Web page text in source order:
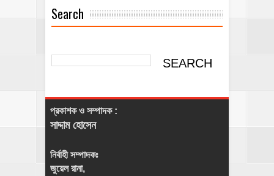
Search
প্রকাশক ও সম্পাদক :
সাদ্দাম হোসেন
নির্বাহী সম্পাদকঃ
জুয়েল রানা,